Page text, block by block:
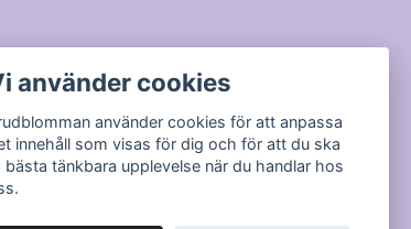
använder cookies
använder cookies för att anpassa
innehåll som visas för dig och för att du ska
bästa tänkbara upplevelse när du handlar hos